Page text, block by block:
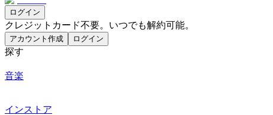
ログイン
クレジットカード不要。いつでも解約可能。
アカウント作成 ログイン
探す
音楽
インストア